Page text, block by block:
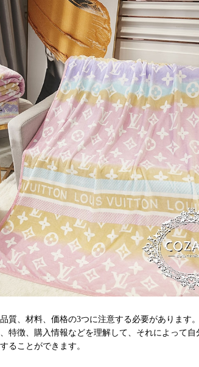
質、材料、価格の3つに注意する必要があります
特徴、購入情報などを理解して、それによって
ることができます。